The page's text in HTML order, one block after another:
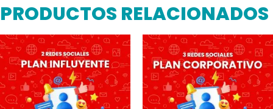
PRODUCTOS RELACIONADOS